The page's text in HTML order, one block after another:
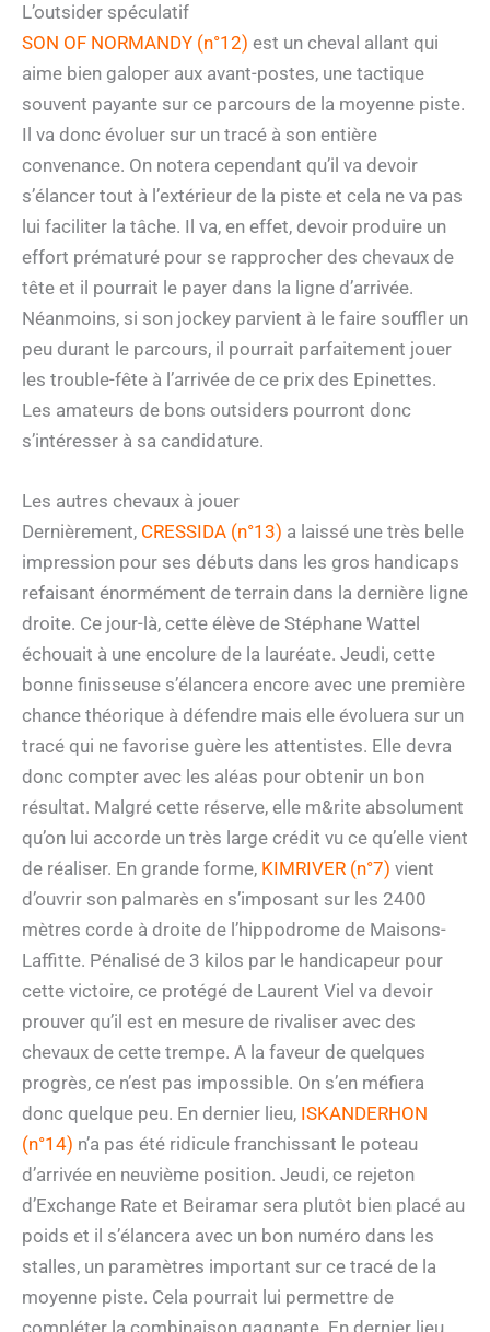
L’outsider spéculatif
SON OF NORMANDY (n°12) est un cheval allant qui
aime bien galoper aux avant-postes, une tactique
souvent payante sur ce parcours de la moyenne piste.
Il va donc évoluer sur un tracé à son entière
convenance. On notera cependant qu’il va devoir
s’élancer tout à l’extérieur de la piste et cela ne va pas
lui faciliter la tâche. Il va, en effet, devoir produire un
effort prématuré pour se rapprocher des chevaux de
tête et il pourrait le payer dans la ligne d’arrivée.
Néanmoins, si son jockey parvient à le faire souffler un
peu durant le parcours, il pourrait parfaitement jouer
les trouble-fête à l’arrivée de ce prix des Epinettes.
Les amateurs de bons outsiders pourront donc
s’intéresser à sa candidature.
Les autres chevaux à jouer
Dernièrement, CRESSIDA (n°13) a laissé une très belle
impression pour ses débuts dans les gros handicaps
refaisant énormément de terrain dans la dernière ligne
droite. Ce jour-là, cette élève de Stéphane Wattel
échouait à une encolure de la lauréate. Jeudi, cette
bonne finisseuse s’élancera encore avec une première
chance théorique à défendre mais elle évoluera sur un
tracé qui ne favorise guère les attentistes. Elle devra
donc compter avec les aléas pour obtenir un bon
résultat. Malgré cette réserve, elle m&rite absolument
qu’on lui accorde un très large crédit vu ce qu’elle vient
de réaliser. En grande forme, KIMRIVER (n°7) vient
d’ouvrir son palmarès en s’imposant sur les 2400
mètres corde à droite de l’hippodrome de Maisons-
Laffitte. Pénalisé de 3 kilos par le handicapeur pour
cette victoire, ce protégé de Laurent Viel va devoir
prouver qu’il est en mesure de rivaliser avec des
chevaux de cette trempe. A la faveur de quelques
progrès, ce n’est pas impossible. On s’en méfiera
donc quelque peu. En dernier lieu, ISKANDERHON
(n°14) n’a pas été ridicule franchissant le poteau
d’arrivée en neuvième position. Jeudi, ce rejeton
d’Exchange Rate et Beiramar sera plutôt bien placé au
poids et il s’élancera avec un bon numéro dans les
stalles, un paramètres important sur ce tracé de la
moyenne piste. Cela pourrait lui permettre de